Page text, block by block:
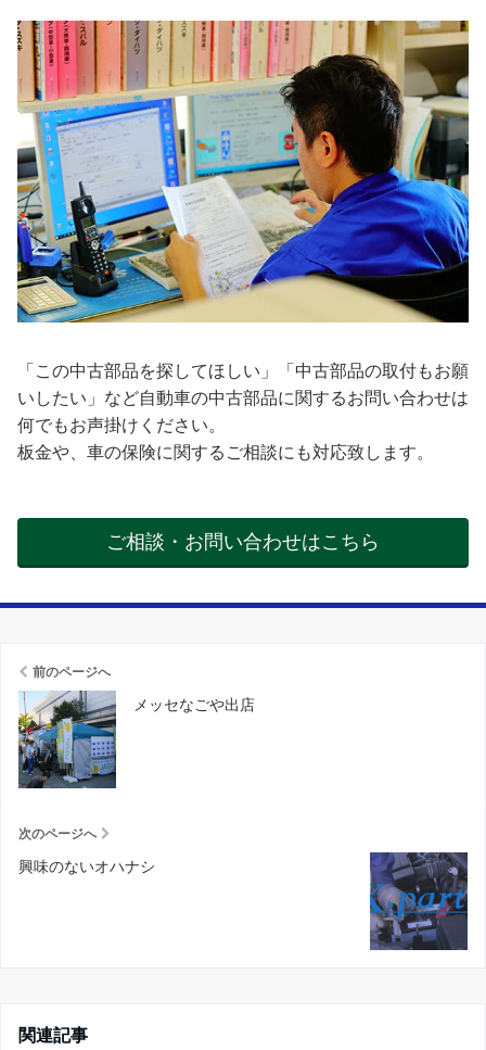
「この中古部品を探してほしい」「中古部品の取付もお願
いしたい」など自動車の中古部品に関するお問い合わせは
何でもお声掛けください。
板金や、車の保険に関するご相談にも対応致します。
ご相談・お問い合わせはこちら
前のページへ
メッセなごや出店
次のページへ
興味のないオハナシ
関連記事